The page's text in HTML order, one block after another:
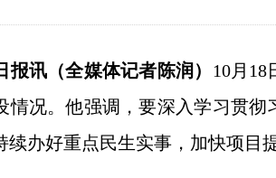
报讯（全媒体记者陈润） 10月
情况。他强调，要深入学习贯
续办好重点民生实事，加快项目